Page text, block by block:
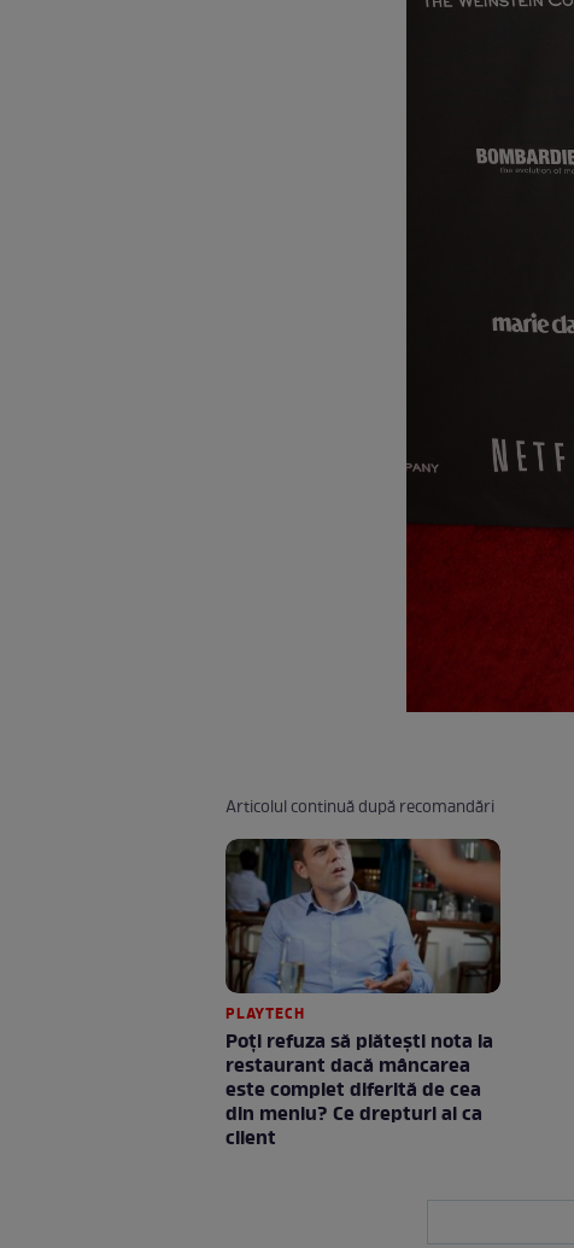
Articolul continuă după recomandări
PLAYTECH
Poți refuza să plătești nota la
restaurant dacă mâncarea
este complet diferită de cea
din meniu? Ce drepturi ai ca
client